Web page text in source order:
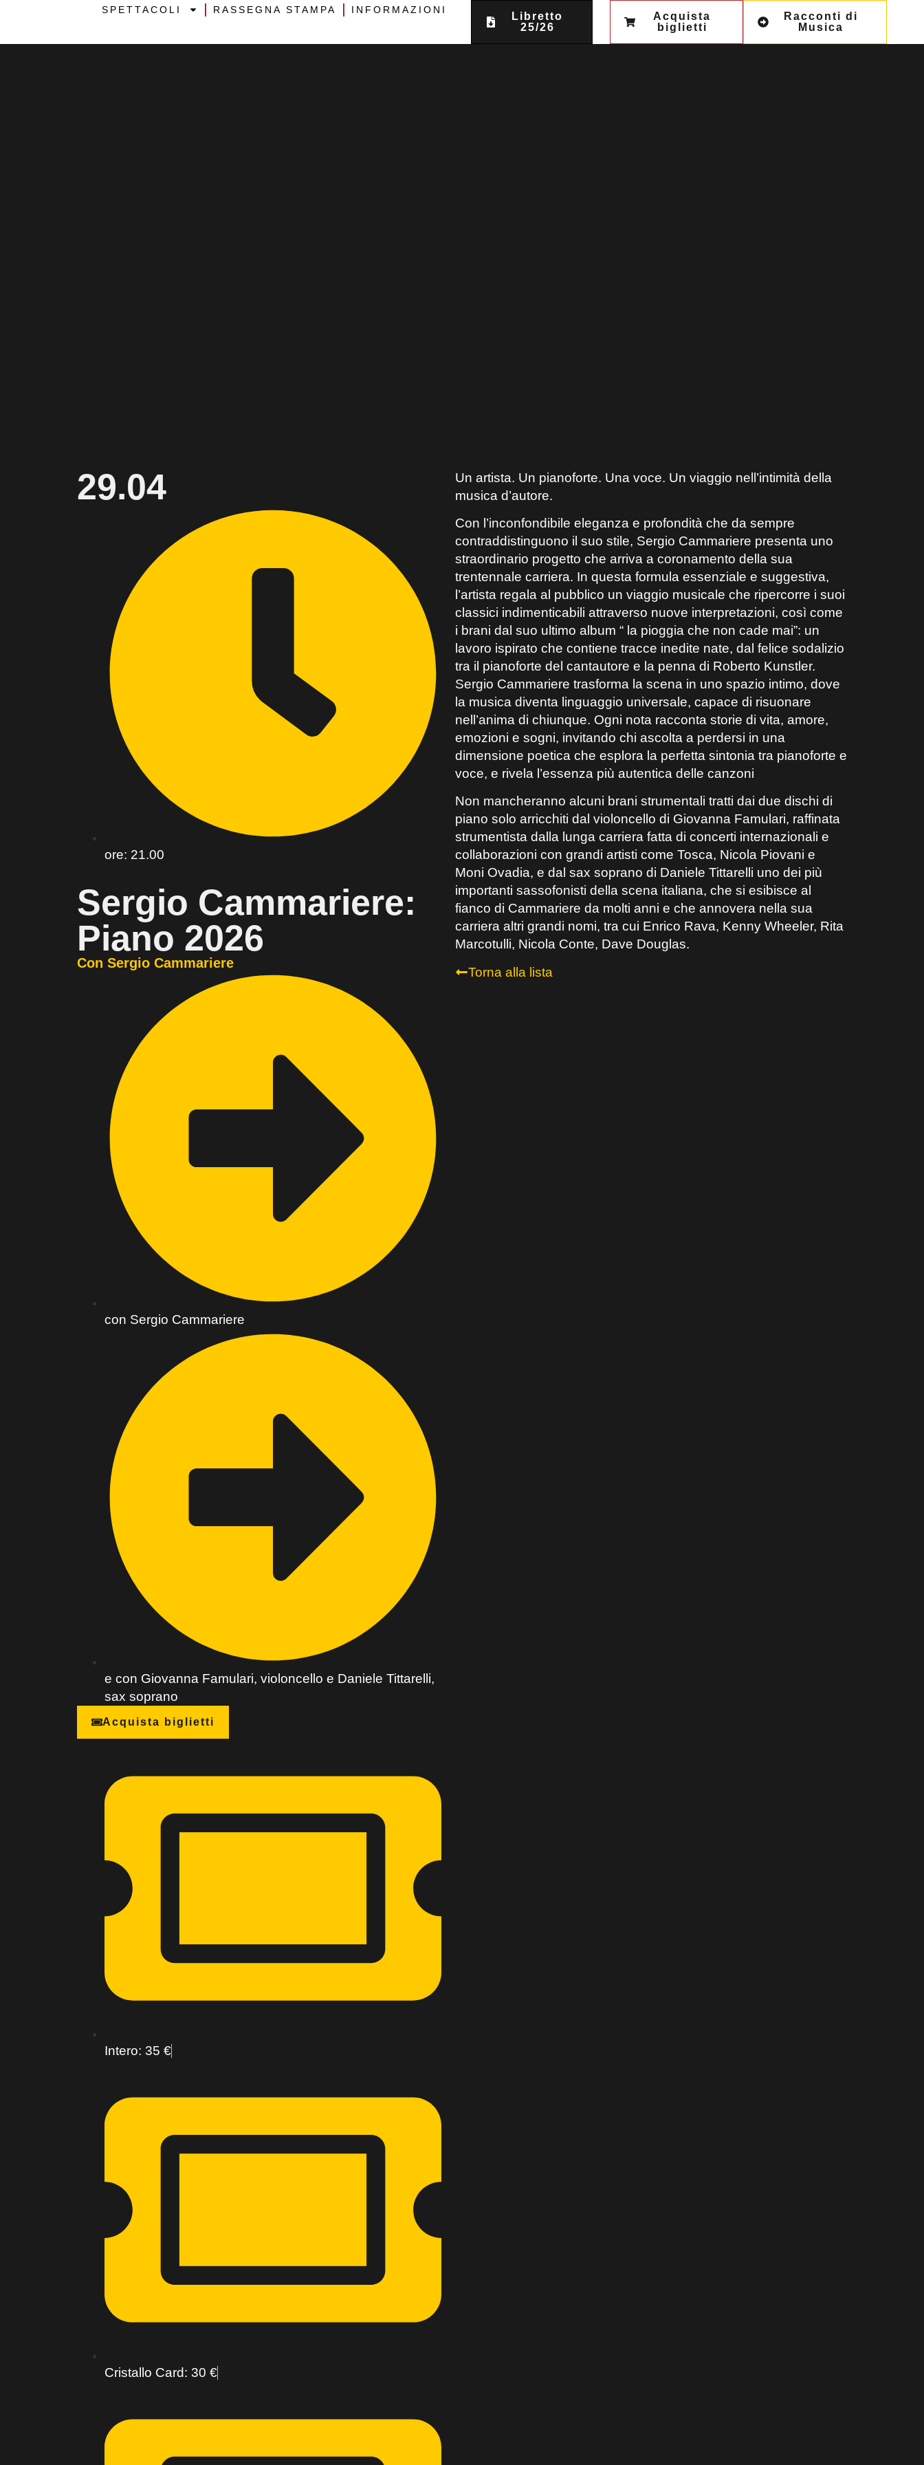
SPETTACOLI RASSEGNA STAMPA INFORMAZIONI
Libretto
25/26
Acquista
biglietti
Racconti di
Musica
29.04
ore: 21.00
Sergio Cammariere:
Piano 2026
Con Sergio Cammariere
con Sergio Cammariere
e con Giovanna Famulari, violoncello e Daniele Tittarelli,
sax soprano
Acquista biglietti
Intero: 35 €
Cristallo Card: 30 €
Un artista. Un pianoforte. Una voce. Un viaggio nell’intimità della
musica d’autore.
Con l’inconfondibile eleganza e profondità che da sempre
contraddistinguono il suo stile, Sergio Cammariere presenta uno
straordinario progetto che arriva a coronamento della sua
trentennale carriera. In questa formula essenziale e suggestiva,
l’artista regala al pubblico un viaggio musicale che ripercorre i suoi
classici indimenticabili attraverso nuove interpretazioni, così come
i brani dal suo ultimo album “ la pioggia che non cade mai”: un
lavoro ispirato che contiene tracce inedite nate, dal felice sodalizio
tra il pianoforte del cantautore e la penna di Roberto Kunstler.
Sergio Cammariere trasforma la scena in uno spazio intimo, dove
la musica diventa linguaggio universale, capace di risuonare
nell’anima di chiunque. Ogni nota racconta storie di vita, amore,
emozioni e sogni, invitando chi ascolta a perdersi in una
dimensione poetica che esplora la perfetta sintonia tra pianoforte e
voce, e rivela l’essenza più autentica delle canzoni
Non mancheranno alcuni brani strumentali tratti dai due dischi di
piano solo arricchiti dal violoncello di Giovanna Famulari, raffinata
strumentista dalla lunga carriera fatta di concerti internazionali e
collaborazioni con grandi artisti come Tosca, Nicola Piovani e
Moni Ovadia, e dal sax soprano di Daniele Tittarelli uno dei più
importanti sassofonisti della scena italiana, che si esibisce al
fianco di Cammariere da molti anni e che annovera nella sua
carriera altri grandi nomi, tra cui Enrico Rava, Kenny Wheeler, Rita
Marcotulli, Nicola Conte, Dave Douglas.
Torna alla lista